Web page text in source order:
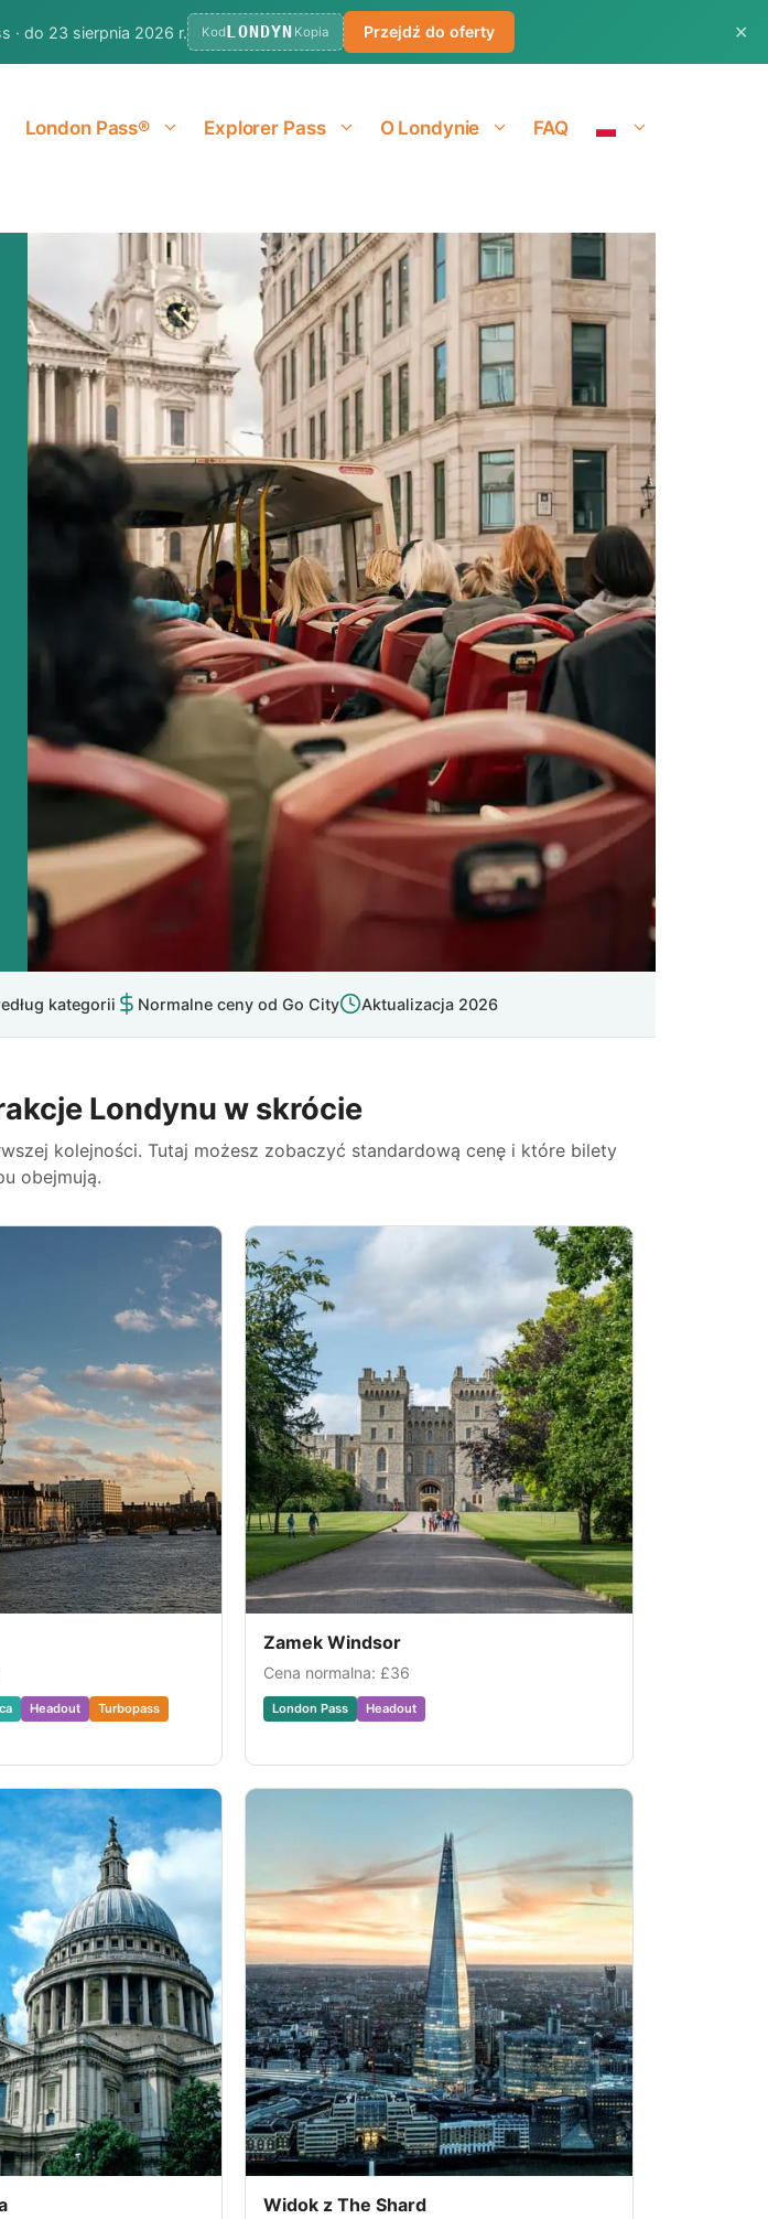
· do 23 sierpnia 2026 r. KodLONDYN Kopia Przejdź do oferty ✕
London Pass® Explorer Pass O Londynie FAQ
kategorii Normalne ceny od Go City Aktualizacja 2026
Londynu w skrócie
kolejności. Tutaj możesz zobaczyć standardową cenę i które bilety
obejmują.
Headout
Turbopass
Zamek Windsor
Cena normalna: £36
London Pass Headout
Widok z The Shard